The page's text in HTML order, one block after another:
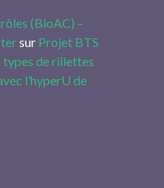
(BioAC) –
sur Projet BTS
types de rillettes
l’hyperU de